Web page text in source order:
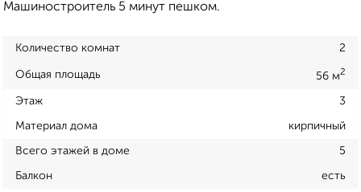
Машиностроитель 5 минут пешком.
Количество комнат 2
Общая площадь 56 м2
Этаж 3
Материал дома кирпичный
Всего этажей в доме 5
Балкон есть